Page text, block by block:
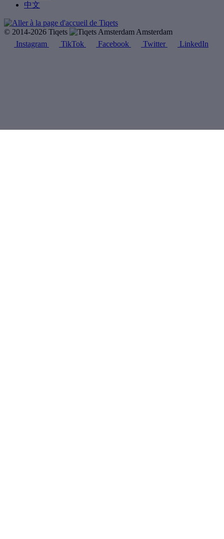
中文
© 2014-2026 Tiqets
Amsterdam
Instagram
TikTok Facebook Twitter LinkedIn